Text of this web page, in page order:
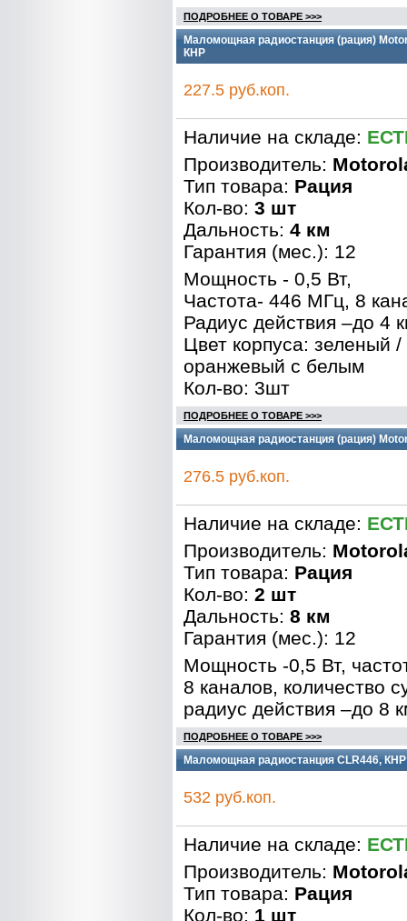
ПОДРОБНЕЕ О ТОВАРЕ >>>
Маломощная радиостанция (рация)
КНР
227.5 руб.коп.
Наличие на складе:
Производитель:
Тип товара: Рация
Кол-во: 3 шт
Дальность: 4 км
Гарантия (мес.): 12
Мощность - 0,5 Вт,
Частота- 446 МГц, 8
Радиус действия –до 4
Цвет корпуса: зеленый /
оранжевый с белым
Кол-во: 3шт
ПОДРОБНЕЕ О ТОВАРЕ >>>
Маломощная радиостанция (рация)
276.5 руб.коп.
Наличие на складе:
Производитель:
Тип товара: Рация
Кол-во: 2 шт
Дальность: 8 км
Гарантия (мес.): 12
Мощность -0,5 Вт,
8 каналов, количество
радиус действия –до 8
ПОДРОБНЕЕ О ТОВАРЕ >>>
Маломощная радиостанция CLR446, КНР
532 руб.коп.
Наличие на складе:
Производитель:
Тип товара: Рация
Кол-во: 1 шт